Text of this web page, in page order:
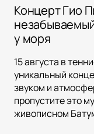
Концерт Гио
у моря
15 августа в
уникальный
звуком и
пропустите это
живописном